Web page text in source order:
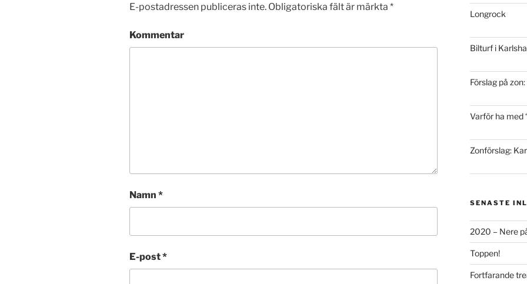
E-postadressen publiceras inte. Obligatoriska fält är märkta *
Kommentar
Namn *
E-post*
Longrock
Bilturf i
Förslag på
Varför ha med
Zonförslag:
SENASTE
2020 – Nere
Toppen!
Fortfarande